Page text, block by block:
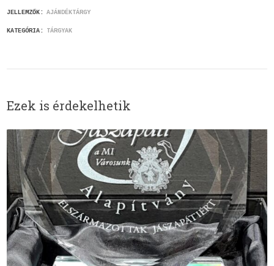
JELLEMZŐK: AJÁNDÉKTÁRGY
KATEGÓRIA: TÁRGYAK
Ezek is érdekelhetik